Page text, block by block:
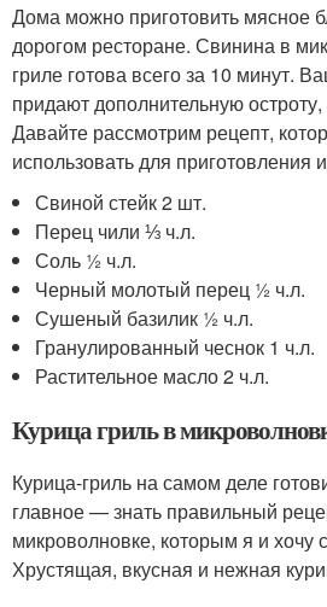
Дома можно приготовить мясное
дорогом ресторане. Свинина в
гриле готова всего за 10 минут.
придают дополнительную
Давайте рассмотрим рецепт,
использовать для приготовления
Свиной стейк 2 шт.
Перец чили ⅓ ч.л.
Соль ½ ч.л.
Черный молотый перец ½ ч.л.
Сушеный базилик ½ ч.л.
Гранулированный чеснок 1 ч.л.
Растительное масло 2 ч.л.
Курица гриль в
Курица-гриль на самом деле
главное — знать правильный
микроволновке, которым я и хочу
Хрустящая, вкусная и нежная